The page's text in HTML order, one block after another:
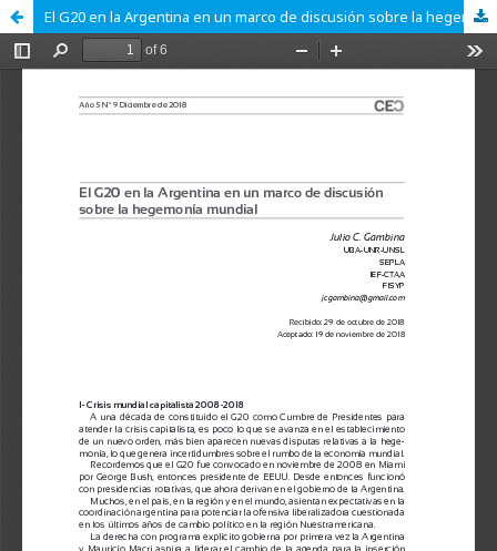
El G20 en la Argentina en un marco de discusión sobre la hegemonía mundial